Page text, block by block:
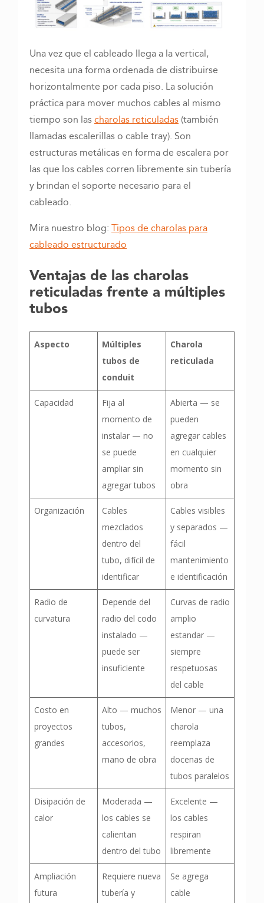
Una vez que el cableado llega a la vertical,
necesita una forma ordenada de distribuirse
horizontalmente por cada piso. La solución
práctica para mover muchos cables al mismo
tiempo son lascharolas reticuladas (también
llamadas escalerillas o cable tray). Son
estructuras metálicas en forma de escalera por
las que los cables corren libremente sin tubería
y brindan el soporte necesario para el
cableado.
Mira nuestro blog: Tipos de charolas para
cableado estructurado
Ventajas de las charolas
reticuladas frente a múltiples
tubos
Aspecto
Múltiples
tubos de
conduit
Charola
reticulada
Capacidad
Fija al
momento de
instalar — no
se puede
ampliar sin
agregar tubos
Abierta — se
pueden
agregar cables
en cualquier
momento sin
obra
Organización
Cables
mezclados
dentro del
tubo, difícil de
identificar
Cables visibles
y separados —
fácil
mantenimiento
e identificación
Radio de
curvatura
Depende del
radio del codo
instalado —
puede ser
insuficiente
Curvas de radio
amplio
estandar —
siempre
respetuosas
del cable
Costo en
proyectos
grandes
Alto — muchos
tubos,
accesorios,
mano de obra
Menor — una
charola
reemplaza
docenas de
tubos paralelos
Disipación de
calor
Moderada —
los cables se
calientan
dentro del tubo
Excelente —
los cables
respiran
libremente
Ampliación
futura
Requiere nueva
tubería y
Se agrega
cable